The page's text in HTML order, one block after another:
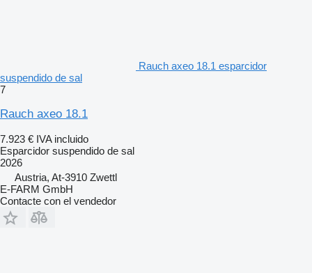
Rauch axeo 18.1 esparcidor
suspendido de sal
7
Rauch axeo 18.1
7.923 € IVA incluido
Esparcidor suspendido de sal
2026
Austria, At-3910 Zwettl
E-FARM GmbH
Contacte con el vendedor